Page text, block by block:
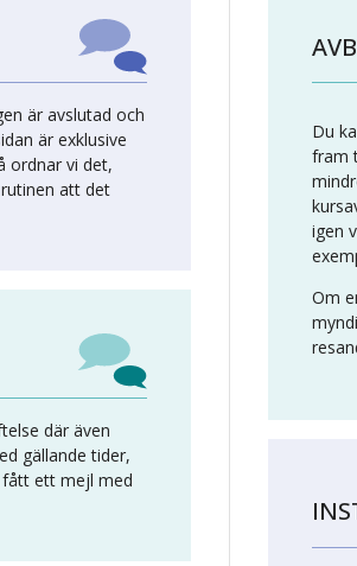
är avslutad och
är exklusive
ordnar vi det,
att det
där även
gällande tider,
fått ett mejl med
Du
fram
igen
Om